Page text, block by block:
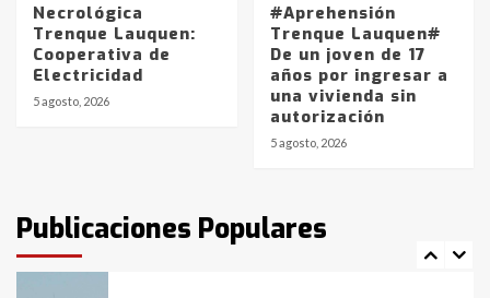
Necrológica
Trenque Lauquen:
Cooperativa de
Electricidad
5 agosto, 2026
#Aprehensión
Trenque Lauquen#
De un joven de 17
años por ingresar a
una vivienda sin
autorización
5 agosto, 2026
Publicaciones Populares
La Bolsa de Cereales de Bahía
Blanca anticipa que Agosto vendrá
con lluvias y heladas, en gran parte
fueron detenidos por
comercialización de drogas en la
tarde del sábado